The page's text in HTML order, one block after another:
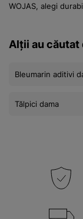
WOJAS, alegi
Alții au căutat
Bleumarin aditivi
Tălpici dama